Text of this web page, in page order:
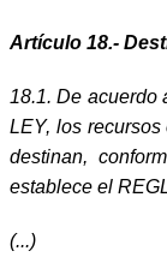
Artículo 18.-
18.1. De acuerdo
LEY, los
destinan,
establece el
(...)